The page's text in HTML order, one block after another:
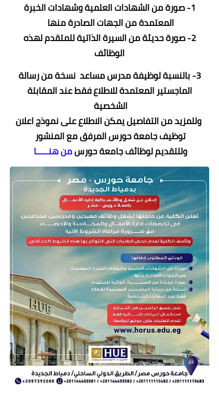
1- صورة من الشهادات العلمية وشهادات الخبرة
المعتمدة من الجهات الصادرة منها
2- صورة حديثة من السيرة الذاتية للمتقدم لهذه
الوظائف
3- بالنسبة لوظيفة مدرس مساعد نسخة من رسالة
الماجستير المعتمدة للاطلاع فقط عند المقابلة
الشخصية
وللمزيد من التفاصيل يمكن الاطلاع على نموذج اعلان
توظيف جامعة حورس المرفق مع المنشور
وللتقديم لوظائف جامعة حورسمن هنـــــا